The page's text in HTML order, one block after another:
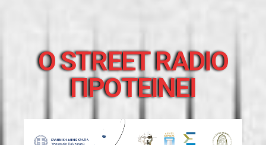
O STREET RADIO
ΠΡΟΤΕΙΝΕΙ